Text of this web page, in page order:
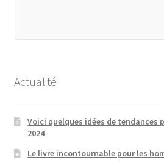
Actualité
Voici quelques idées de tendances
2024
Le livre incontournable pour les